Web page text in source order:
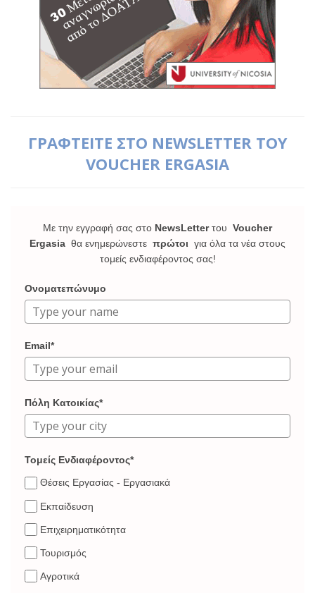
ΓΡΑΦΤΕΙΤΕ ΣΤΟ NEWSLETTER ΤΟΥ
VOUCHER ERGASIA
Με την εγγραφή σας στο NewsLetterτου Voucher
Ergasia θα ενημερώνεστε πρώτοι για όλα τα νέα στους
τομείς ενδιαφέροντος σας!
Ονοματεπώνυμο
Email*
Πόλη Κατοικίας*
Τομείς Ενδιαφέροντος*
Θέσεις Εργασίας - Εργασιακά
Εκπαίδευση
Επιχειρηματικότητα
Τουρισμός
Αγροτικά